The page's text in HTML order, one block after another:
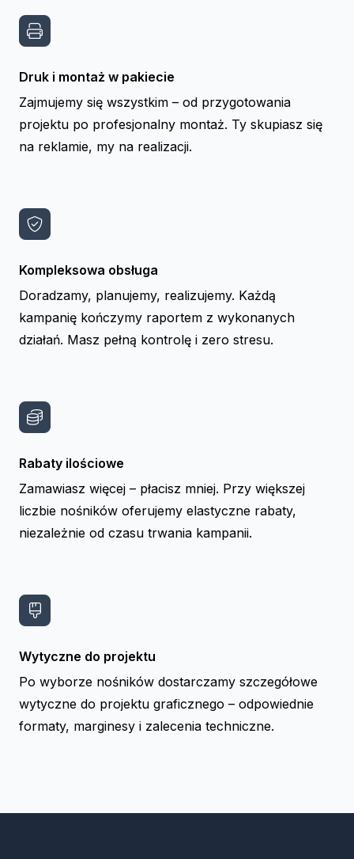
Druk i montaż w pakiecie
Zajmujemy się wszystkim – od przygotowania
projektu po profesjonalny montaż. Ty skupiasz się
na reklamie, my na realizacji.
Kompleksowa obsługa
Doradzamy, planujemy, realizujemy. Każdą
kampanię kończymy raportem z wykonanych
działań. Masz pełną kontrolę i zero stresu.
Rabaty ilościowe
Zamawiasz więcej – płacisz mniej. Przy większej
liczbie nośników oferujemy elastyczne rabaty,
niezależnie od czasu trwania kampanii.
Wytyczne do projektu
Po wyborze nośników dostarczamy szczegółowe
wytyczne do projektu graficznego – odpowiednie
formaty, marginesy i zalecenia techniczne.